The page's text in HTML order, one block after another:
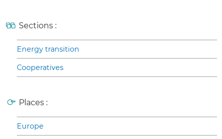
Sections :
Energy transition
Cooperatives
Places :
Europe